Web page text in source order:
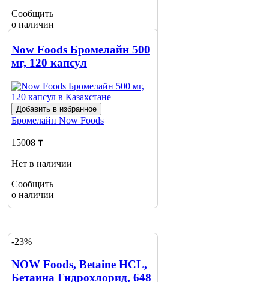
Сообщить
о наличии
Now Foods Бромелайн 500
мг, 120 капсул
Добавить в избранное
Бромелайн Now Foods
15008 ₸
Нет в наличии
Сообщить
о наличии
-23%
NOW Foods, Betaine HCL,
Бетаина Гидрохлорид, 648